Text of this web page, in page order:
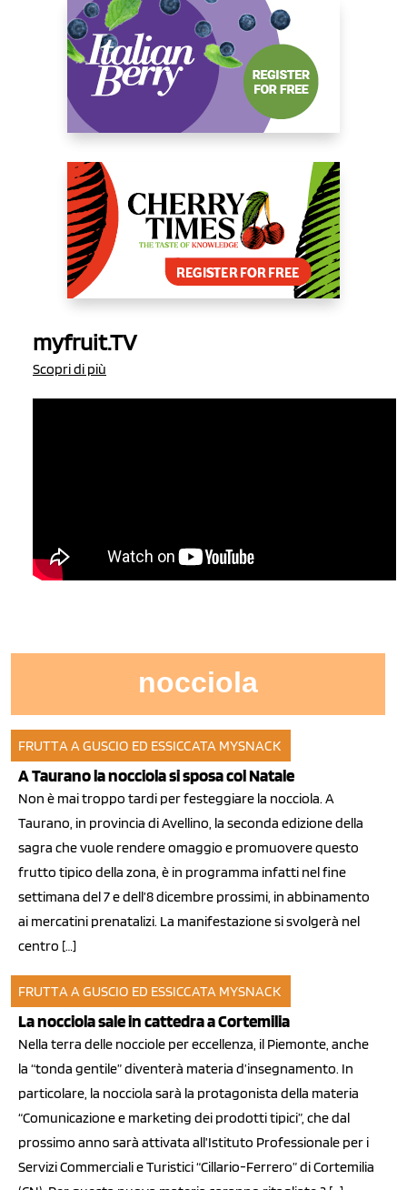
myfruit.TV
Scopri di più
nocciola
FRUTTA A GUSCIO ED ESSICCATA MYSNACK
29 nov 2013
A Taurano la nocciola si sposa col Natale
Non è mai troppo tardi per festeggiare la nocciola. A
Taurano, in provincia di Avellino, la seconda edizione della
sagra che vuole rendere omaggio e promuovere questo
frutto tipico della zona, è in programma infatti nel fine
settimana del 7 e dell’8 dicembre prossimi, in abbinamento
ai mercatini prenatalizi. La manifestazione si svolgerà nel
centro […]
FRUTTA A GUSCIO ED ESSICCATA MYSNACK
18 nov 2013
La nocciola sale in cattedra a Cortemilia
Nella terra delle nocciole per eccellenza, il Piemonte, anche
la “tonda gentile” diventerà materia d’insegnamento. In
particolare, la nocciola sarà la protagonista della materia
“Comunicazione e marketing dei prodotti tipici”, che dal
prossimo anno sarà attivata all’Istituto Professionale per i
Servizi Commerciali e Turistici “Cillario-Ferrero” di Cortemilia